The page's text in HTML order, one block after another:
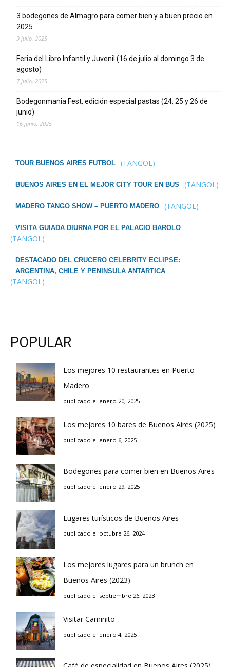
3 bodegones de Almagro para comer bien y a buen precio en
2025
9 julio, 2025
Feria del Libro Infantil y Juvenil (16 de julio al domingo 3 de
agosto)
7 julio, 2025
Bodegonmania Fest, edición especial pastas (24, 25 y 26 de
junio)
16 junio, 2025
TOUR BUENOS AIRES FUTBOL (TANGOL)
BUENOS AIRES EN EL MEJOR CITY TOUR EN BUS (TANGOL)
MADERO TANGO SHOW – PUERTO MADERO (TANGOL)
VISITA GUIADA DIURNA POR EL PALACIO BAROLO
(TANGOL)
DESTACADO DEL CRUCERO CELEBRITY ECLIPSE:
ARGENTINA, CHILE Y PENINSULA ANTARTICA
(TANGOL)
POPULAR
Los mejores 10 restaurantes en Puerto
Madero
publicado el enero 20, 2025
Los mejores 10 bares de Buenos Aires (2025)
publicado el enero 6, 2025
Bodegones para comer bien en Buenos Aires
publicado el enero 29, 2025
Lugares turísticos de Buenos Aires
publicado el octubre 26, 2024
Los mejores lugares para un brunch en
Buenos Aires (2023)
publicado el septiembre 26, 2023
Visitar Caminito
publicado el enero 4, 2025